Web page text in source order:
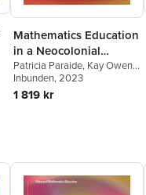
Mathematics Education
in a Neocolonial
Country: The Case of
Papua New Guinea
Patricia Paraide, Kay Owens,
Charly Muke,Philip
Clarkson,
Owens
Inbunden, 2023
1 819 kr